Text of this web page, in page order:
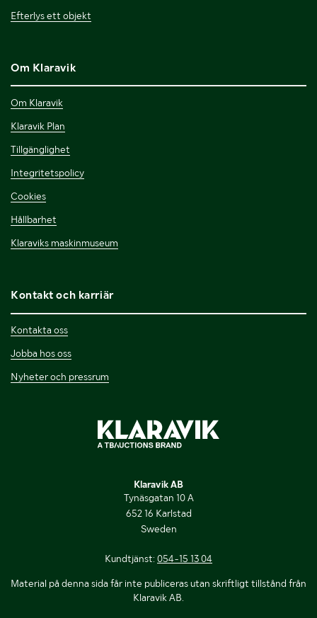
Efterlys ett objekt
Om Klaravik
Om Klaravik
Klaravik Plan
Tillgänglighet
Integritetspolicy
Cookies
Hållbarhet
Klaraviks maskinmuseum
Kontakt och karriär
Kontakta oss
Jobba hos oss
Nyheter och pressrum
Klaravik AB
Tynäsgatan 10 A
652 16 Karlstad
Sweden
Kundtjänst: 054-15 13 04
Material på denna sida får inte publiceras utan skriftligt tillstånd från
Klaravik AB.